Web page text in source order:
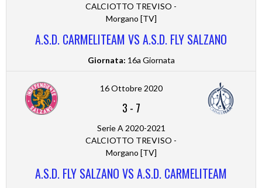
CALCIOTTO TREVISO -
Morgano [TV]
A.S.D. CARMELITEAM VS A.S.D. FLY SALZANO
Giornata: 16a Giornata
16 Ottobre 2020
3 - 7
Serie A 2020-2021
CALCIOTTO TREVISO -
Morgano [TV]
A.S.D. FLY SALZANO VS A.S.D. CARMELITEAM